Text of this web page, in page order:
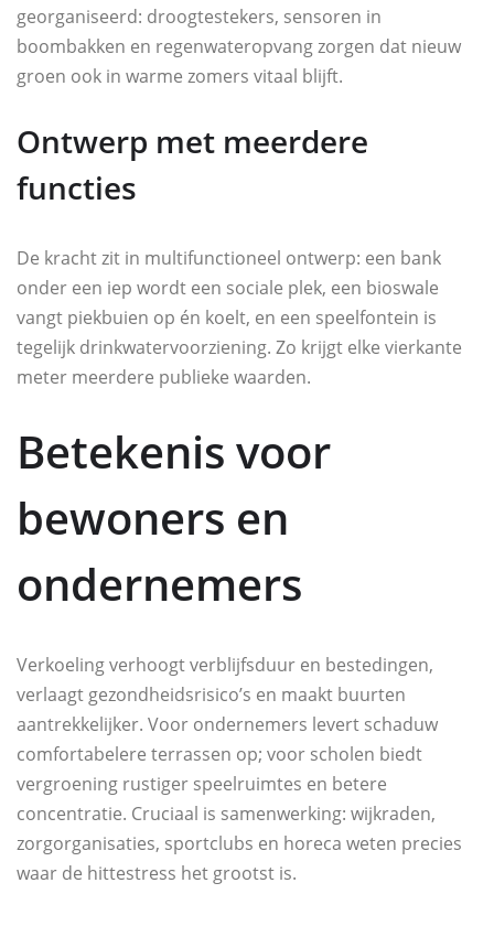
georganiseerd: droogtestekers, sensoren in
boombakken en regenwateropvang zorgen dat nieuw
groen ook in warme zomers vitaal blijft.
Ontwerp met meerdere
functies
De kracht zit in multifunctioneel ontwerp: een bank
onder een iep wordt een sociale plek, een bioswale
vangt piekbuien op én koelt, en een speelfontein is
tegelijk drinkwatervoorziening. Zo krijgt elke vierkante
meter meerdere publieke waarden.
Betekenis voor
bewoners en
ondernemers
Verkoeling verhoogt verblijfsduur en bestedingen,
verlaagt gezondheidsrisico’s en maakt buurten
aantrekkelijker. Voor ondernemers levert schaduw
comfortabelere terrassen op; voor scholen biedt
vergroening rustiger speelruimtes en betere
concentratie. Cruciaal is samenwerking: wijkraden,
zorgorganisaties, sportclubs en horeca weten precies
waar de hittestress het grootst is.